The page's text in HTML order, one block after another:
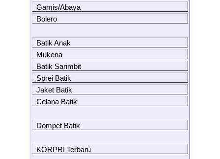
Gamis/Abaya
Bolero
Batik Anak
Mukena
Batik Sarimbit
Sprei Batik
Jaket Batik
Celana Batik
Dompet Batik
KORPRI Terbaru